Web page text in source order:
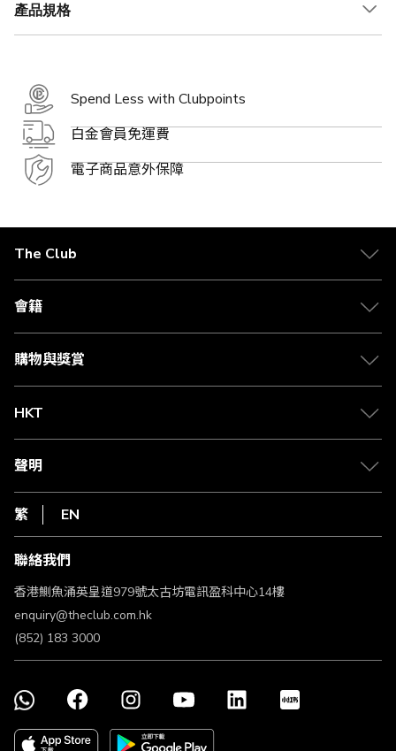
產品規格
Spend Less with Clubpoints
白金會員免運費
電子商品意外保障
The Club
關於 The Club
合作夥伴
媒體中心
會籍
會籍及專屬禮遇
賺取積分
購物與獎賞
物流與配送
Club Shopping 商品領取站
常見問題
HKT
csl.
1010
HKT
聲明
私隱聲明
使用條款
條款及細則
不歧視及不騷擾聲明
認可牌照及通告
繁 EN
聯絡我們
香港鰂魚涌英皇道979號太古坊電訊盈科中心14樓
enquiry@theclub.com.hk
(852) 183 3000